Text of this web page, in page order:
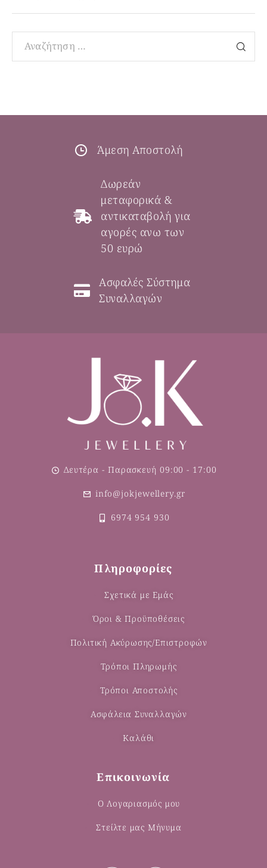
Άμεση Αποστολή
Δωρεάν
μεταφορικά &
αντικαταβολή για
αγορές ανω των
50 ευρώ
Ασφαλές Σύστημα
Συναλλαγών
Δευτέρα - Παρασκευή 09:00 - 17:00
info@jokjewellery.gr
6974 954 930
Πληροφορίες
Σχετικά με Εμάς
Όροι & Προϋποθέσεις
Πολιτική Ακύρωσης/Επιστροφών
Τρόποι Πληρωμής
Τρόποι Αποστολής
Ασφάλεια Συναλλαγών
Καλάθι
Επικοινωνία
Ο Λογαριασμός μου
Στείλτε μας Μήνυμα